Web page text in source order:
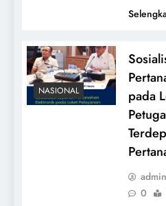
NASIONAL
pada
0